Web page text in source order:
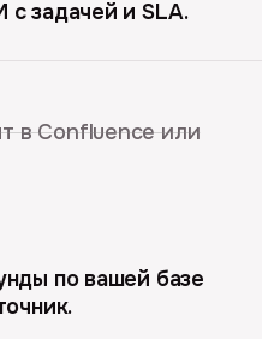
с задачей и SLA.
в Confluence или
по вашей базе